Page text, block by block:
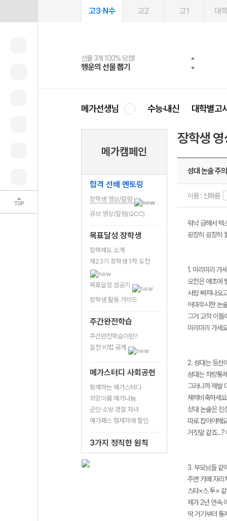
TOP
고3·N수 고2 고1 대
선물 3개 100% 당첨!
행운의 선물 뽑기
선물 100% 증정!
메가스터디 X 올리브
여름방학 스터디 캐시백
메가런 썸머스쿨
2027 러셀 단과
강사 공개선발
스마트러닝앱
설문 EVENT
메가패스
3일 무료 체험권
메가패스 수강생 무료혜택!
메가클럽 멤버십
사회공헌 캠페인
희망이룸 메가나눔
메가선생님 수능·내신 대학별고
메가캠페인
합격 선배 멘토링
장학생 영상/칼럼
큐브 영상/칼럼(QCC)
목표달성 장학생
장학제도 소개
제23기 장학생 1차 도전
목표달성 성공기
장학생 활동 가이드
주간완전학습
주간완전학습이란?
실천 비법 공개
메가스터디 사회공헌
함께하는 메가스터디
희망이룸 메가나눔
군인·소방·경찰 자녀
메가패스 형제자매 할인
3가지 정직한 원칙
장학생
성대 논술 주
이름 : 신화륜
워낙 급해서 텍
굉장히 굉장히
1. 미리미리 가
오전은 애초에
사람 빠져나오
어마무시한 논
그거 고작 이틀
미리미리 가세
2. 성대는 등산
성대는 차량통
그러니까 제발
체력비축하세
상대 논술은 진
따로 잡아야해
거짓말 같죠...?
3. 부모님들 같
주변 카페 자리
스타×스 투×
제가 2년 연속
딱 거기부터 통